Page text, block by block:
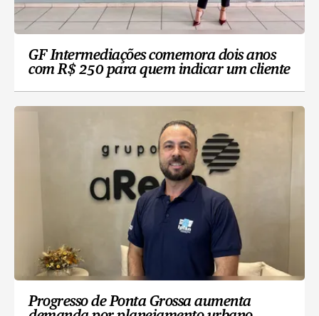
GF Intermediações comemora dois anos
com R$ 250 para quem indicar um cliente
Progresso de Ponta Grossa aumenta